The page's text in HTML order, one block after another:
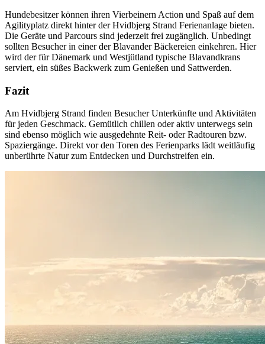
Hundebesitzer können ihren Vierbeinern Action und Spaß auf dem
Agilityplatz direkt hinter der Hvidbjerg Strand Ferienanlage bieten.
Die Geräte und Parcours sind jederzeit frei zugänglich. Unbedingt
sollten Besucher in einer der Blavander Bäckereien einkehren. Hier
wird der für Dänemark und Westjütland typische Blavandkrans
serviert, ein süßes Backwerk zum Genießen und Sattwerden.
Fazit
Am Hvidbjerg Strand finden Besucher Unterkünfte und Aktivitäten
für jeden Geschmack. Gemütlich chillen oder aktiv unterwegs sein
sind ebenso möglich wie ausgedehnte Reit- oder Radtouren bzw.
Spaziergänge. Direkt vor den Toren des Ferienparks lädt weitläufig
unberührte Natur zum Entdecken und Durchstreifen ein.